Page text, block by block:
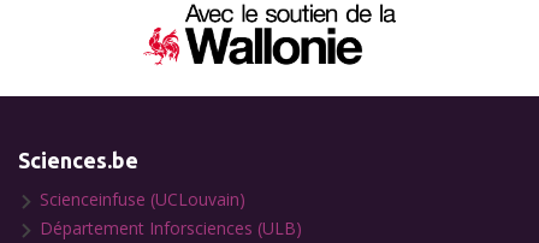
Sciences.be
Scienceinfuse (UCLouvain)
Département Inforsciences (ULB)